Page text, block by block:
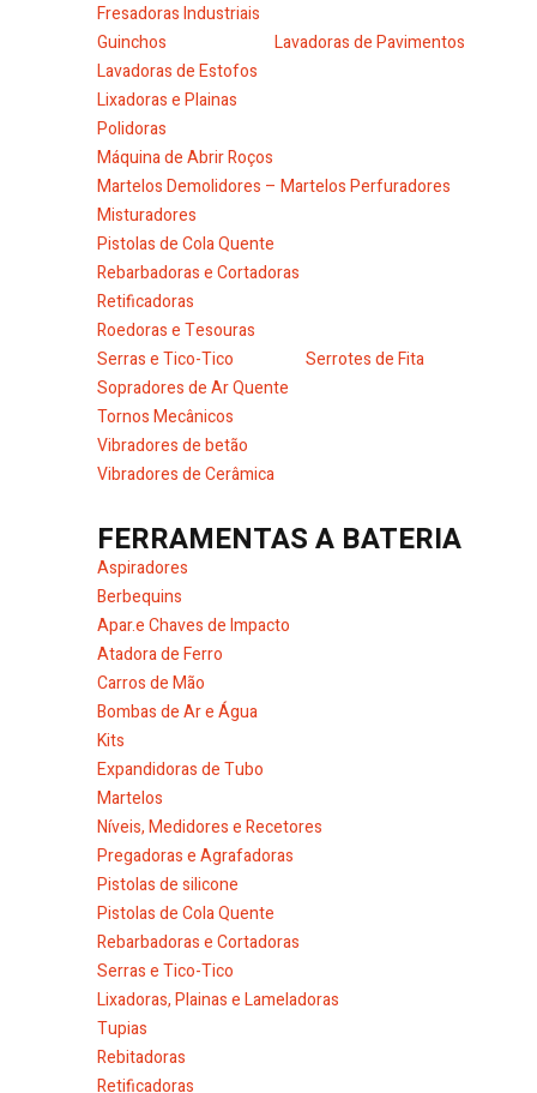
Fresadoras Industriais
Guinchos
Lavadoras de Pavimentos
Lavadoras de Estofos
Lixadoras e Plainas
Polidoras
Máquina de Abrir Roços
Martelos Demolidores – Martelos Perfuradores
Misturadores
Pistolas de Cola Quente
Rebarbadoras e Cortadoras
Retificadoras
Roedoras e Tesouras
Serras e Tico-Tico
Serrotes de Fita
Sopradores de Ar Quente
Tornos Mecânicos
Vibradores de betão
Vibradores de Cerâmica
FERRAMENTAS A BATERIA
Aspiradores
Berbequins
Apar.e Chaves de Impacto
Atadora de Ferro
Carros de Mão
Bombas de Ar e Água
Kits
Expandidoras de Tubo
Martelos
Níveis, Medidores e Recetores
Pregadoras e Agrafadoras
Pistolas de silicone
Pistolas de Cola Quente
Rebarbadoras e Cortadoras
Serras e Tico-Tico
Lixadoras, Plainas e Lameladoras
Tupias
Rebitadoras
Retificadoras